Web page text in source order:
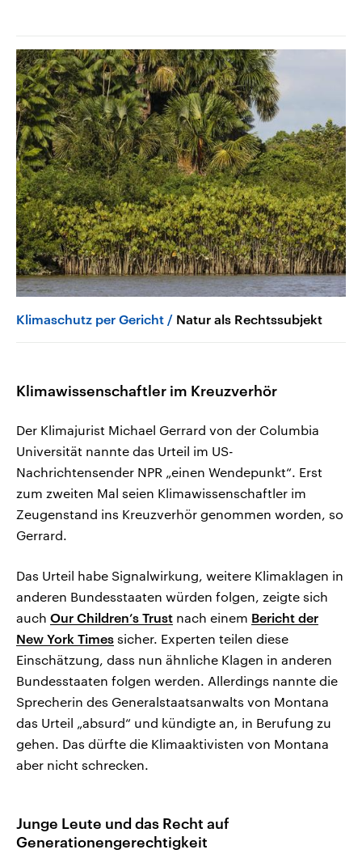
Klimaschutz per Gericht Natur als Rechtssubjekt
Klimawissenschaftler im Kreuzverhör
Der Klimajurist Michael Gerrard von der Columbia
Universität nannte das Urteil im US-
Nachrichtensender NPR „einen Wendepunkt“. Erst
zum zweiten Mal seien Klimawissenschaftler im
Zeugenstand ins Kreuzverhör genommen worden, so
Gerrard.
Das Urteil habe Signalwirkung, weitere Klimaklagen in
anderen Bundesstaaten würden folgen, zeigte sich
auch Our Children’s Trust nach einem Bericht der
New York Times sicher. Experten teilen diese
Einschätzung, dass nun ähnliche Klagen in anderen
Bundesstaaten folgen werden. Allerdings nannte die
Sprecherin des Generalstaatsanwalts von Montana
das Urteil „absurd“ und kündigte an, in Berufung zu
gehen. Das dürfte die Klimaaktivisten von Montana
aber nicht schrecken.
Junge Leute und das Recht auf
Generationengerechtigkeit